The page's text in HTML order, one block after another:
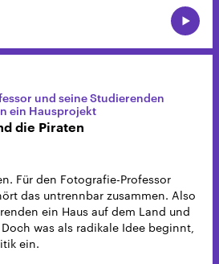
und seine Studierenden
ein Hausprojekt
die Piraten
Für den Fotografie-Professor
das untrennbar zusammen. Also
ein Haus auf dem Land und
was als radikale Idee beginnt,
ein.